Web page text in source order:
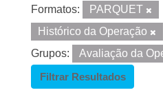
Formatos: PARQUET
Histórico da Operação
Grupos:
Avaliação da
Filtrar Resultados